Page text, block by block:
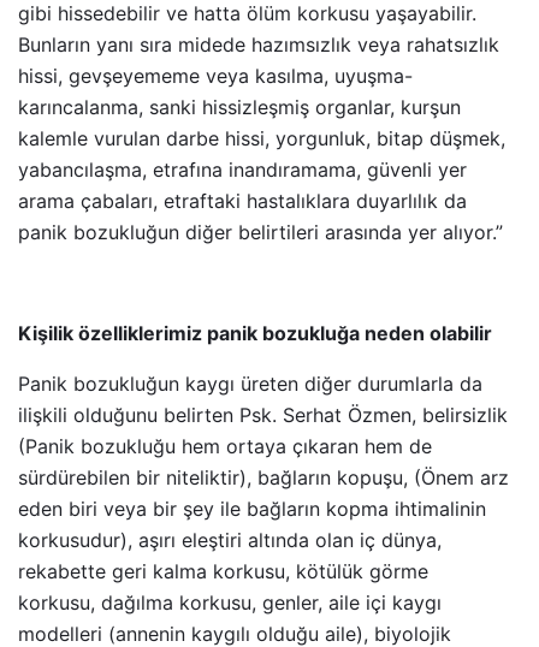
gibi hissedebilir ve hatta ölüm korkusu yaşayabilir.
Bunların yanı sıra midede hazımsızlık veya rahatsızlık
hissi, gevşeyememe veya kasılma, uyuşma-
karıncalanma, sanki hissizleşmiş organlar, kurşun
kalemle vurulan darbe hissi, yorgunluk, bitap düşmek,
yabancılaşma, etrafına inandıramama, güvenli yer
arama çabaları, etraftaki hastalıklara duyarlılık da
panik bozukluğun diğer belirtileri arasında yer alıyor.”
Kişilik özelliklerimiz panik bozukluğa neden olabilir
Panik bozukluğun kaygı üreten diğer durumlarla da
ilişkili olduğunu belirten Psk. Serhat Özmen, belirsizlik
(Panik bozukluğu hem ortaya çıkaran hem de
sürdürebilen bir niteliktir), bağların kopuşu, (Önem arz
eden biri veya bir şey ile bağların kopma ihtimalinin
korkusudur), aşırı eleştiri altında olan iç dünya,
rekabette geri kalma korkusu, kötülük görme
korkusu, dağılma korkusu, genler, aile içi kaygı
modelleri (annenin kaygılı olduğu aile), biyolojik